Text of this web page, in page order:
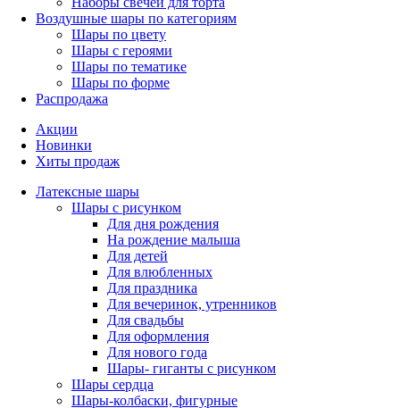
Воздушные шары по категориям
Шары по цвету
Шары с героями
Шары по тематике
Шары по форме
Распродажа
Акции
Новинки
Хиты продаж
Латексные шары
Шары с рисунком
Для дня рождения
На рождение малыша
Для детей
Для влюбленных
Для праздника
Для вечеринок, утренников
Для свадьбы
Для оформления
Для нового года
Шары- гиганты с рисунком
Шары сердца
Шары-колбаски, фигурные